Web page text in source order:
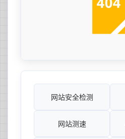
网站安全检测
网站测速